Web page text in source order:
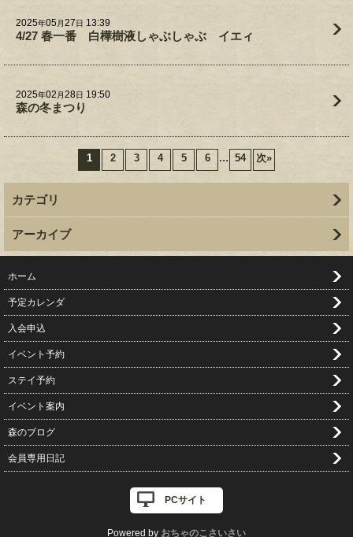
2025年05月27日 13:39
4/27 春一番 白樺樹液しゃぶしゃぶ イエィ
2025年02 月28日 19:50
森の冬まつり
1 2 3 4 5 6 ... 54 次»
カテゴリ
アーカイブ
ホーム
予定カレンダ
入会申込
イベント予約
ステイ予約
イベント案内
森のブログ
会員専用日記
PCサイト
Powered by おちゃのこさいさい